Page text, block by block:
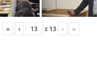
« ‹ z 13 › »